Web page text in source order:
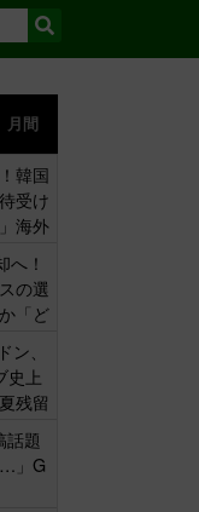
月間
韓国
受け
海外
！
の選
「ど
、
史上
残留
話題
…」G